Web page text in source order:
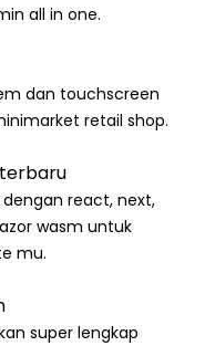
all in one.
dan touchscreen
retail shop.
react, next,
wasm untuk
mu.
super lengkap